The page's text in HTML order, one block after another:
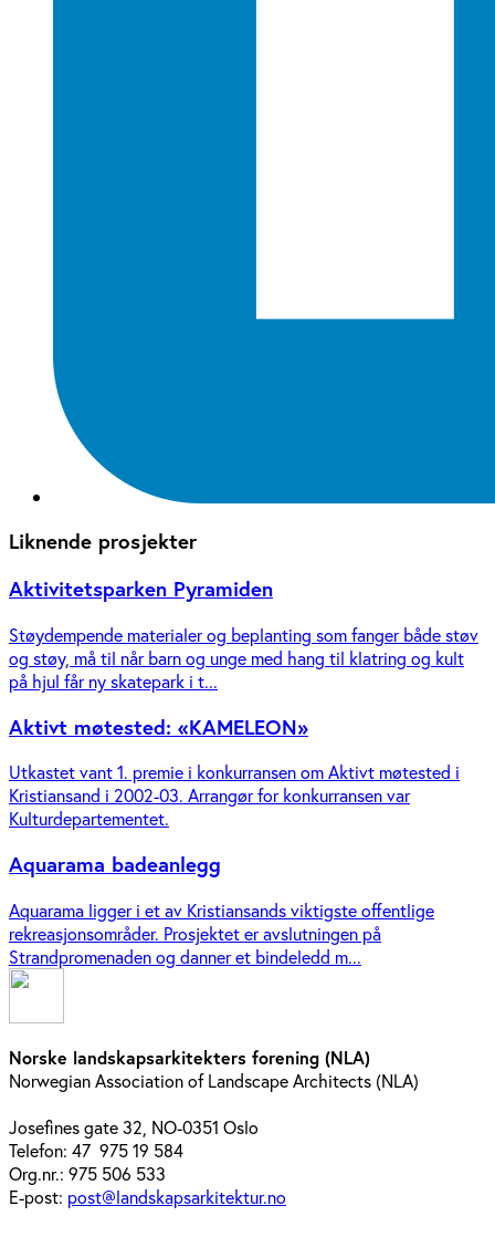
Liknende prosjekter
Aktivitetsparken Pyramiden
Støydempende materialer og beplanting som fanger både støv
og støy, må til når barn og unge med hang til klatring og kult
på hjul får ny skatepark i t...
Aktivt møtested: «KAMELEON»
Utkastet vant 1. premie i konkurransen om Aktivt møtested i
Kristiansand i 2002-03. Arrangør for konkurransen var
Kulturdepartementet.
Aquarama badeanlegg
Aquarama ligger i et av Kristiansands viktigste offentlige
rekreasjonsområder. Prosjektet er avslutningen på
Strandpromenaden og danner et bindeledd m...
Norske landskapsarkitekters forening (NLA)
Norwegian Association of Landscape Architects (NLA)
Josefines gate 32, NO-0351 Oslo
Telefon: 47 975 19 584
Org.nr.: 975 506 533
E-post: post@landskapsarkitektur.no